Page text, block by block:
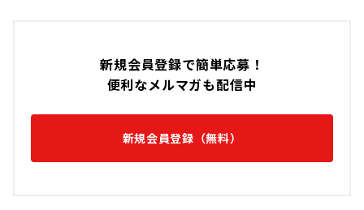
新規会員登録で簡単応募！
便利なメルマガも配信中
新規会員登録（無料）